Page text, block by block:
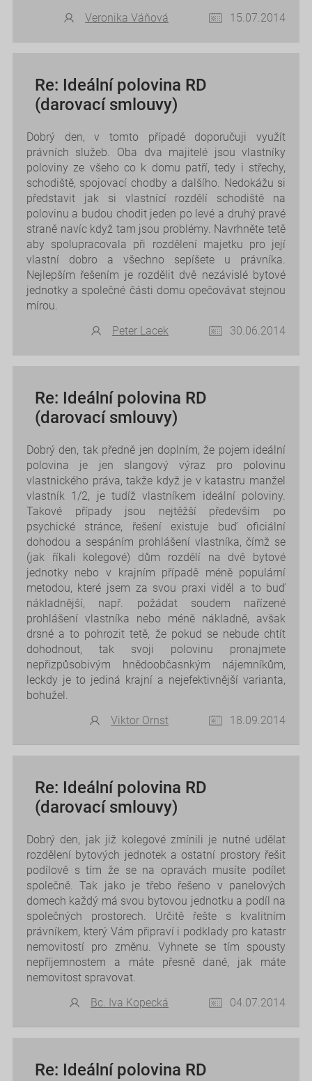
Veronika Váňová
15.07.2014
Re: Ideální polovina RD
(darovací smlouvy)
Dobrý den, v tomto případě doporučuji využít
právních služeb. Oba dva majitelé jsou vlastníky
poloviny ze všeho co k domu patří, tedy i střechy,
schodiště, spojovací chodby a dalšího. Nedokážu si
představit jak si vlastnící rozdělí schodiště na
polovinu a budou chodit jeden po levé a druhý pravé
straně navíc když tam jsou problémy. Navrhněte tetě
aby spolupracovala při rozdělení majetku pro její
vlastní dobro a všechno sepíšete u právníka.
Nejlepším řešením je rozdělit dvě nezávislé bytové
jednotky a společné části domu opečovávat stejnou
mírou.
Peter Lacek
30.06.2014
Re: Ideální polovina RD
(darovací smlouvy)
Dobrý den, tak předně jen doplním, že pojem ideální
polovina je jen slangový výraz pro polovinu
vlastnického práva, takže když je v katastru manžel
vlastník 1/2, je tudíž vlastníkem ideální poloviny.
Takové případy jsou nejtěžší především po
psychické stránce, řešení existuje buď oficiální
dohodou a sespáním prohlášení vlastníka, čímž se
(jak říkali kolegové) dům rozdělí na dvě bytové
jednotky nebo v krajním případě méně populární
metodou, které jsem za svou praxi viděl a to buď
nákladnější, např. požádat soudem nařízené
prohlášení vlastníka nebo méně nákladně, avšak
drsné a to pohrozit tetě, že pokud se nebude chtít
dohodnout, tak svoji polovinu pronajmete
nepřizpůsobivým hnědoobčasnkým nájemníkům,
leckdy je to jediná krajní a nejefektivnější varianta,
bohužel.
Viktor Ornst
18.09.2014
Re: Ideální polovina RD
(darovací smlouvy)
Dobrý den, jak již kolegové zmínili je nutné udělat
rozdělení bytových jednotek a ostatní prostory řešit
podílově s tím že se na opravách musíte podílet
společně. Tak jako je třebo řešeno v panelových
domech každý má svou bytovou jednotku a podíl na
společných prostorech. Určitě řešte s kvalitním
právníkem, který Vám připraví i podklady pro katastr
nemovitostí pro změnu. Vyhnete se tím spousty
nepříjemnostem a máte přesně dané, jak máte
nemovitost spravovat.
Bc. Iva Kopecká
04.07.2014
Re: Ideální polovina RD